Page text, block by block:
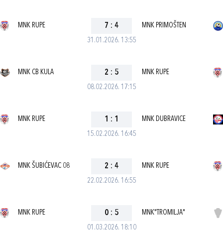
31.01.2026. 13:55
MNK RUPE 7 : 4 MNK PRIMOŠTEN
08.02.2026. 17:15
MNK CB KULA 2 : 5 MNK RUPE
15.02.2026. 16:45
MNK RUPE 1 : 1 MNK DUBRAVICE
22.02.2026. 16:55
MNK ŠUBIĆEVAC 08 2 : 4 MNK RUPE
01.03.2026. 18:10
MNK RUPE 0 : 5 MNK"TROMILJA"